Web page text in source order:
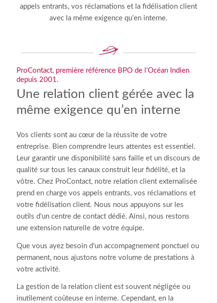
appels entrants, vos réclamations et la fidélisation client
avec la même exigence qu’en interne.
ProContact, première référence BPO de l’Océan Indien
depuis 2001.
Une relation client gérée avec la
même exigence qu’en interne
Vos clients sont au cœur de la réussite de votre
entreprise. Bien comprendre leurs attentes est essentiel.
Leur garantir une disponibilité sans faille et un discours de
qualité sur tous les canaux construit leur fidélité, et la
vôtre. Chez ProContact, notre relation client externalisée
prend en charge vos appels entrants, vos réclamations et
votre fidélisation client. Nous nous appuyons sur les
outils d’un centre de contact dédié. Ainsi, nous restons
une extension naturelle de votre équipe.
Que vous ayez besoin d’un accompagnement ponctuel ou
permanent, nous ajustons notre volume de prestations à
votre activité.
La gestion de la relation client est souvent négligée ou
inutilement coûteuse en interne. Cependant, en la